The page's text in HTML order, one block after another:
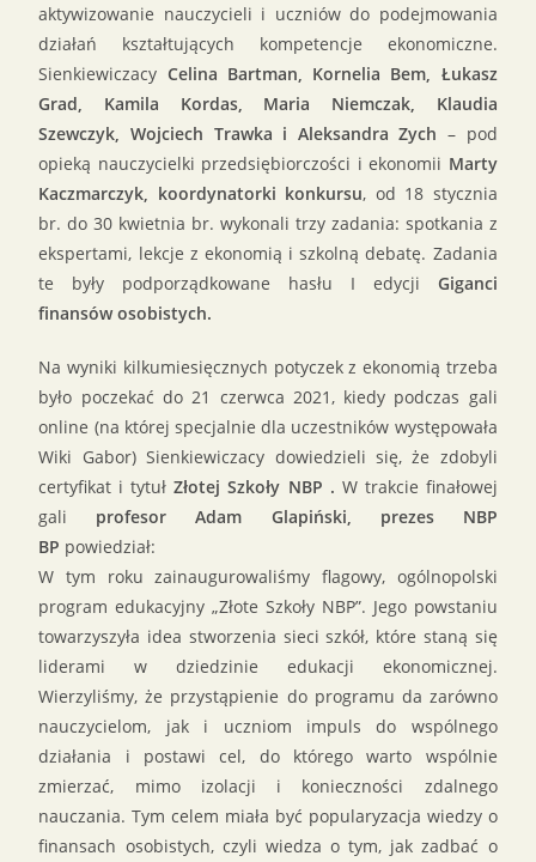
aktywizowanie nauczycieli i uczniów do podejmowania
działań kształtujących kompetencje ekonomiczne.
Sienkiewiczacy Celina Bartman, Kornelia Bem, Łukasz
Grad, Kamila Kordas, Maria Niemczak, Klaudia
Szewczyk, Wojciech Trawka i Aleksandra Zych – pod
opieką nauczycielki przedsiębiorczości i ekonomii Marty
Kaczmarczyk, koordynatorki konkursu, od 18 stycznia
br. do 30 kwietnia br. wykonali trzy zadania: spotkania z
ekspertami, lekcje z ekonomią i szkolną debatę. Zadania
te były podporządkowane hasłu I edycji Giganci
finansów osobistych.
Na wyniki kilkumiesięcznych potyczek z ekonomią trzeba
było poczekać do 21 czerwca 2021, kiedy podczas gali
online (na której specjalnie dla uczestników występowała
Wiki Gabor) Sienkiewiczacy dowiedzieli się, że zdobyli
certyfikat i tytułZłotej Szkoły NBP . W trakcie finałowej
gali profesor Adam Glapiński, prezes NBP
BP powiedział:
W tym roku zainaugurowaliśmy flagowy, ogólnopolski
program edukacyjny „Złote Szkoły NBP”. Jego powstaniu
towarzyszyła idea stworzenia sieci szkół, które staną się
liderami w dziedzinie edukacji ekonomicznej.
Wierzyliśmy, że przystąpienie do programu da zarówno
nauczycielom, jak i uczniom impuls do wspólnego
działania i postawi cel, do którego warto wspólnie
zmierzać, mimo izolacji i konieczności zdalnego
nauczania. Tym celem miała być popularyzacja wiedzy o
finansach osobistych, czyli wiedza o tym, jak zadbać o